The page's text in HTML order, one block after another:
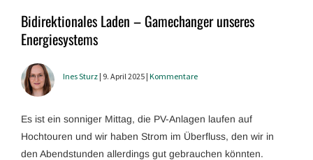
Fraunhofer IAO ↗
Bidirektionales Laden – Gamechanger unseres
Energiesystems
Ines Sturz | 9. April 2025 | Kommentare
Es ist ein sonniger Mittag, die PV-Anlagen laufen auf
Hochtouren und wir haben Strom im Überfluss, den wir in
den Abendstunden allerdings gut gebrauchen könnten.